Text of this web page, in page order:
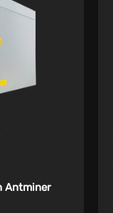
Antminer